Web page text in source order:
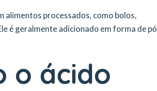
alimentos processados, como bolos,
é geralmente adicionado em forma de pó
o ácido